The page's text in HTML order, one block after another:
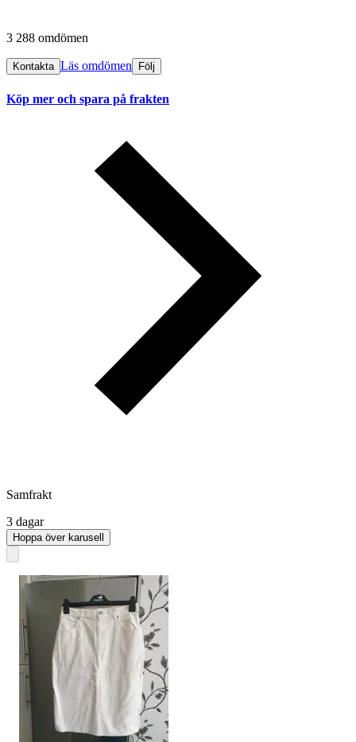
3 288 omdömen
Kontakta Läs omdömen Följ
Köp mer och spara på frakten
Samfrakt
3 dagar
Hoppa över karusell